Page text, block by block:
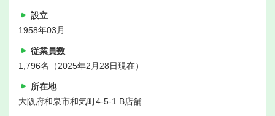
設立
1958年03月
従業員数
1,796名（2025年2月28日現在）
所在地
大阪府和泉市和気町4-5-1 B店舗